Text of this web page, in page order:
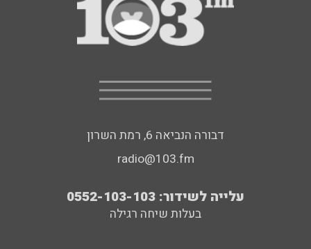
דבורה הנביאה 6, רמת השרון
radio@103.fm
עלייה לשידור: 0552-103-103
בעלות שיחה רגילה